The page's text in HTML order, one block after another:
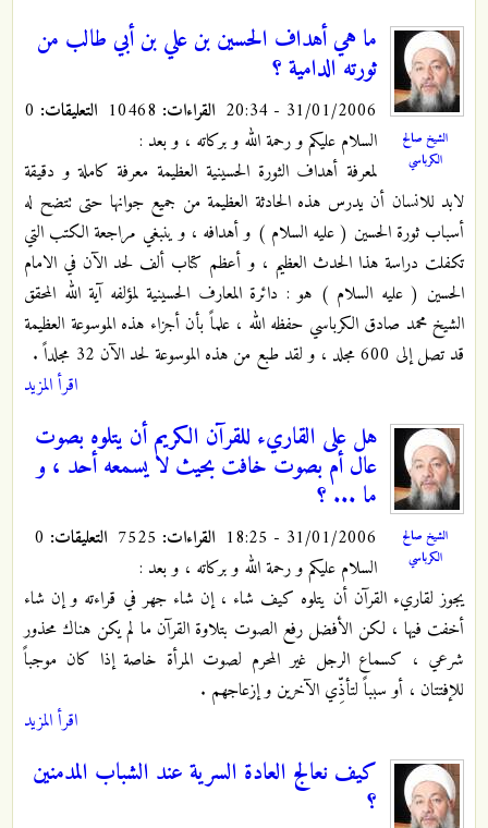
الشيخ صالح
الكرباسي
ما هي أهداف الحسين بن علي بن أبي طالب من
ثورته الدامية ؟
31/01/2006 - 20:34 القراءات: التعليقات:
السلام عليكم و رحمة الله و بركاته ، و بعد :
لمعرفة أهداف الثورة الحسينية العظيمة معرفة كاملة و دقيقة
لابد للانسان أن يدرس هذه الحادثة العظيمة من جميع جوانها حتى تتضح له
أسباب ثورة الحسين ( عليه السلام ) و أهدافه ، و ينبغي مراجعة الكتب التي
تكفلت دراسة هذا الحدث العظيم ، و أعظم كتاب ألف لحد الآن في الامام
الحسين ( عليه السلام ) هو : دائرة المعارف الحسينية لمؤلفه آية الله المحقق
الشيخ محمد صادق الكرباسي حفظه الله ، علماً بأن أجزاء هذه الموسوعة العظيمة
قد تصل إلى 600 مجلد ، و لقد طبع من هذه الموسوعة لحد الآن 32 مجلداً .
اقرأ المزيد
الشيخ صالح
الكرباسي
هل على القاريء للقرآن الكريم أن يتلوه بصوت
عال أم بصوت خافت بحيث لا يسمعه أحد ، و
ما ... ؟
31/01/2006 - 18:25 القراءات: التعليقات:
السلام عليكم و رحمة الله و بركاته ، و بعد :
يجوز لقاريء القرآن أن يتلوه كيف شاء ، إن شاء جهر في قراءته و إن شاء
أخفت فيها ، لكن الأفضل رفع الصوت بتلاوة القرآن ما لم يكن هناك محذور
شرعي ، كسماع الرجل غير المحرم لصوت المرأة خاصة إذا كان موجباً
للإفتتان ، أو سبباً لتأذِّي الآخرين و إزعاجهم .
اقرأ المزيد
كيف نعالج العادة السرية عند الشباب المدمنين
؟